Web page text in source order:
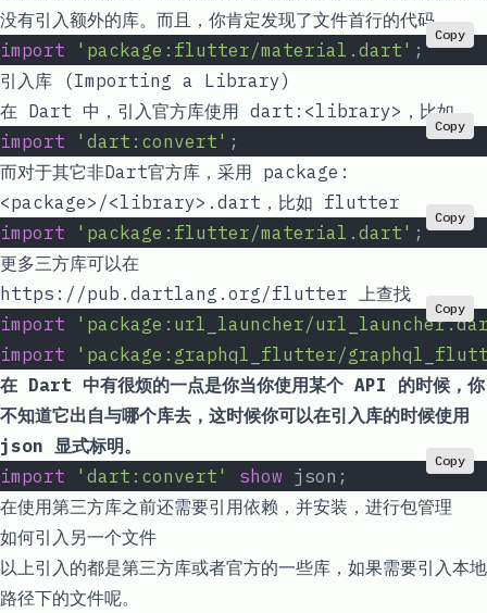
没有引入额外的库。而且，你肯定发现了文件首行的代码
import 'package:flutter/material.dart' ;
Copy
引入库 (Importing a Library)
在 Dart 中，引入官方库使用 dart:<library> ，比如
import 'dart:convert' ;
Copy
而对于其它非Dart官方库，采用 package:
<package>/<library>.dart ，比如 flutter
import 'package:flutter/material.dart' ;
Copy
更多三方库可以在
https://pub.dartlang.org/flutter 上查找
import 'package:url_launcher/
import 'package:graphql_flutter/
Copy
在 Dart 中有很烦的一点是你当你使用某个 API 的时候，你
不知道它出自与哪个库去，这时候你可以在引入库的时候使用
json 显式标明。
import 'dart:convert' show json;
Copy
在使用第三方库之前还需要引用依赖，并安装，进行包管理
如何引入另一个文件
以上引入的都是第三方库或者官方的一些库，如果需要引入本地
路径下的文件呢。